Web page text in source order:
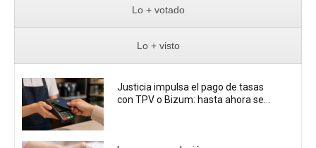
Lo + votado
Lo + visto
Justicia impulsa el pago de tasas
con TPV o Bizum: hasta ahora se...